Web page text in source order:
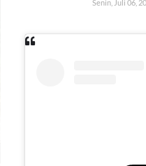
Senin, Juli 06,